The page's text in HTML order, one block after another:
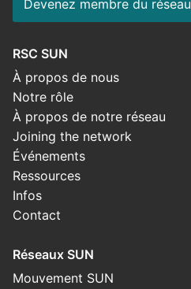
Devenez membre du réseau
RSC SUN
À propos de nous
Notre rôle
À propos de notre réseau
Joining the network
Événements
Ressources
Infos
Contact
Réseaux SUN
Mouvement SUN